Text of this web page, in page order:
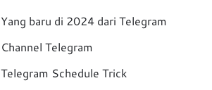
Yang baru di 2024 dari Telegram
Channel Telegram
Telegram Schedule Trick